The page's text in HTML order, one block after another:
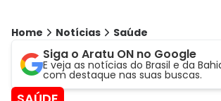
Home Notícias Saúde
Siga o Aratu ON no Google
E veja as notícias do Brasil e da
com destaque nas suas buscas.